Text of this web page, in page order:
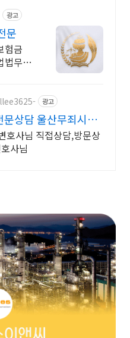
광고
문
험금
법무
광고
상담 울산무죄시리
호사님 직접상담,방문상
사님